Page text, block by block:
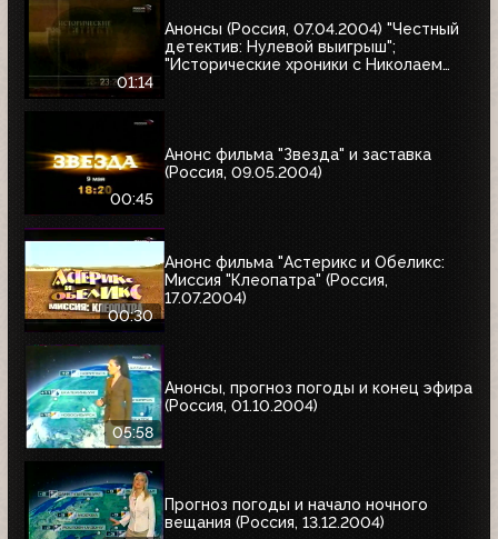
01:14
Анонсы (Россия, 07.04.2004) "Честный
детектив: Нулевой выигрыш";
"Исторические хроники с Николаем
00:45
Анонс фильма "Звезда" и заставка
(Россия, 09.05.2004)
00:30
Анонс фильма "Астерикс и Обеликс:
Миссия "Клеопатра" (Россия,
17.07.2004)
05:58
Анонсы, прогноз погоды и конец эфира
(Россия, 01.10.2004)
Прогноз погоды и начало ночного
вещания (Россия, 13.12.2004)